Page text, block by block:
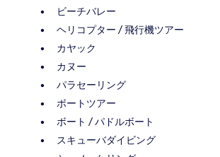
ビーチバレー
ヘリコプター / 飛行機ツアー
カヤック
カヌー
パラセーリング
ボートツアー
ボート / パドルボート
スキューバダイビング